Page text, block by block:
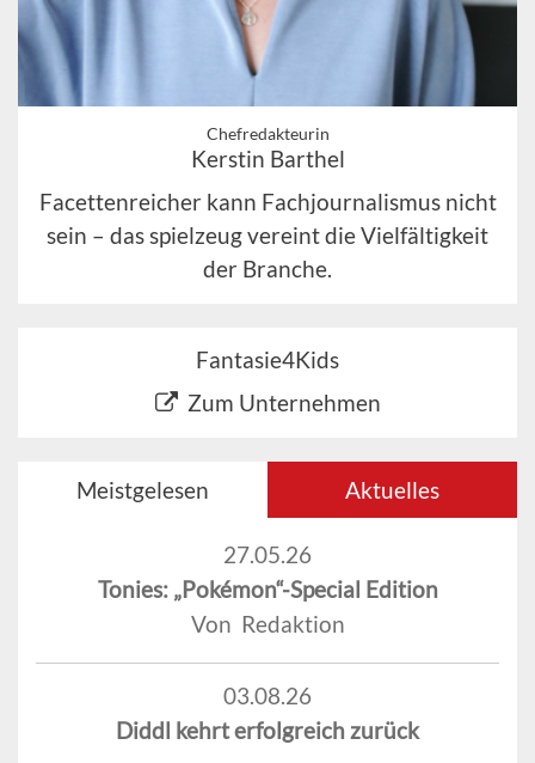
Chefredakteurin
Kerstin Barthel
Facettenreicher kann Fachjournalismus nicht
sein – das spielzeug vereint die Vielfältigkeit
der Branche.
Fantasie4Kids
Zum Unternehmen
Meistgelesen Aktuelles
27.05.26
Tonies: „Pokémon“-Special Edition
Von Redaktion
03.08.26
Diddl kehrt erfolgreich zurück